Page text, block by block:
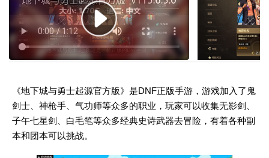
《地下城与勇士起源官方版》是DNF正版手游，游戏加入了鬼
剑士、神枪手、气功师等众多的职业，玩家可以收集无影剑、
子午七星剑、白毛笔等众多经典史诗武器去冒险，有着各种副
本和团本可以挑战。